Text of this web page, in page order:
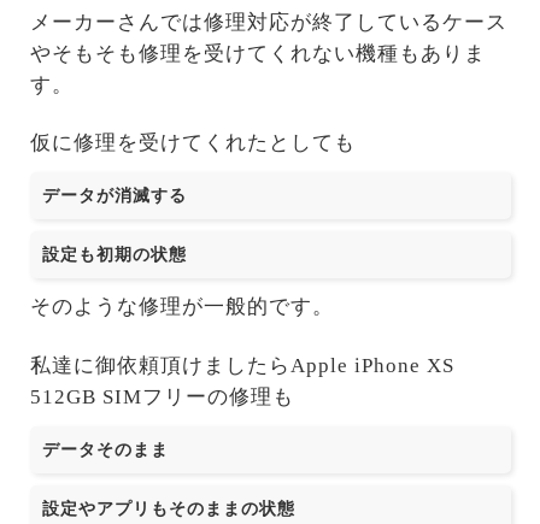
メーカーさんでは修理対応が終了しているケース
やそもそも修理を受けてくれない機種もありま
す。
仮に修理を受けてくれたとしても
データが消滅する
設定も初期の状態
そのような修理が一般的です。
私達に御依頼頂けましたらApple iPhone XS
512GB SIMフリーの修理も
データそのまま
設定やアプリもそのままの状態